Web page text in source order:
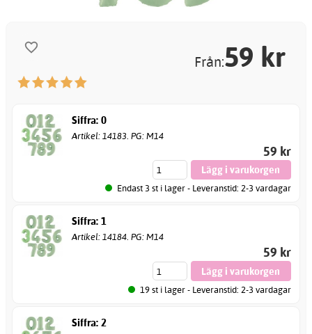
Från:59 kr
Siffra: 0
Artikel: 14183. PG: M14
59 kr
Endast 3 st i lager - Leveranstid: 2-3 vardagar
Siffra: 1
Artikel: 14184. PG: M14
59 kr
19 st i lager - Leveranstid: 2-3 vardagar
Siffra: 2